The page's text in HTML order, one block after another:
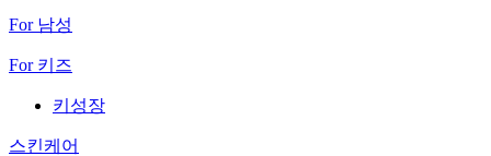
For 남성
For 키즈
키성장
스킨케어